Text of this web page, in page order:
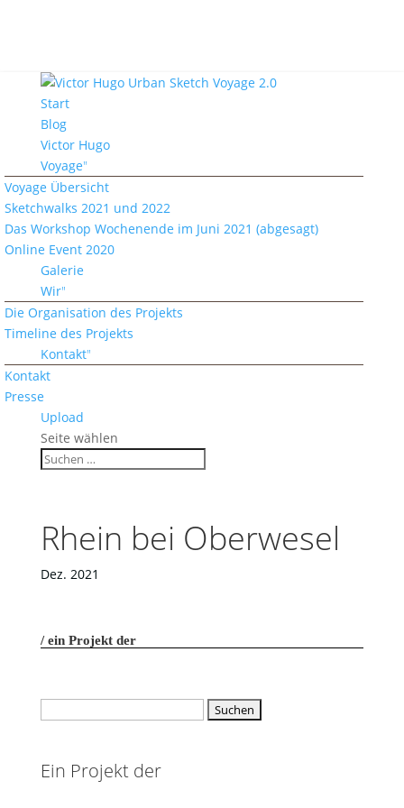
Start
Blog
Victor Hugo
Voyage
Voyage Übersicht
Sketchwalks 2021 und 2022
Das Workshop Wochenende im Juni 2021 (abgesagt)
Online Event 2020
Galerie
Wir
Die Organisation des Projekts
Timeline des Projekts
Kontakt
Kontakt
Presse
Upload
Seite wählen
Rhein bei Oberwesel
Dez. 2021
ein Projekt der
Ein Projekt der